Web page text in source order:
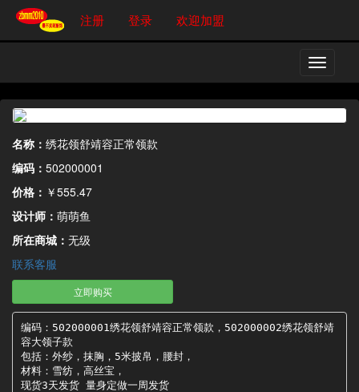
注册 登录 欢迎加盟
切
换
导
航
名称： 绣花领舒靖容正常领款
编码： 502000001
价格： ￥555.47
设计师： 萌萌鱼
所在商城： 无级
联系客服
立即购买
编码：502000001绣花领舒靖容正常领款，502000002绣花领舒靖
容大领子款
包括：外纱，抹胸，5米披帛，腰封，
材料：雪纺，高丝宝，
现货3天发货 量身定做一周发货